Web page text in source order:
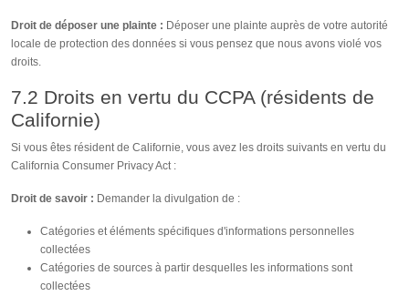
Droit de déposer une plainte : Déposer une plainte auprès de votre autorité
locale de protection des données si vous pensez que nous avons violé vos
droits.
7.2 Droits en vertu du CCPA (résidents de
Californie)
Si vous êtes résident de Californie, vous avez les droits suivants en vertu du
California Consumer Privacy Act :
Droit de savoir : Demander la divulgation de :
Catégories et éléments spécifiques d'informations personnelles
collectées
Catégories de sources à partir desquelles les informations sont
collectées